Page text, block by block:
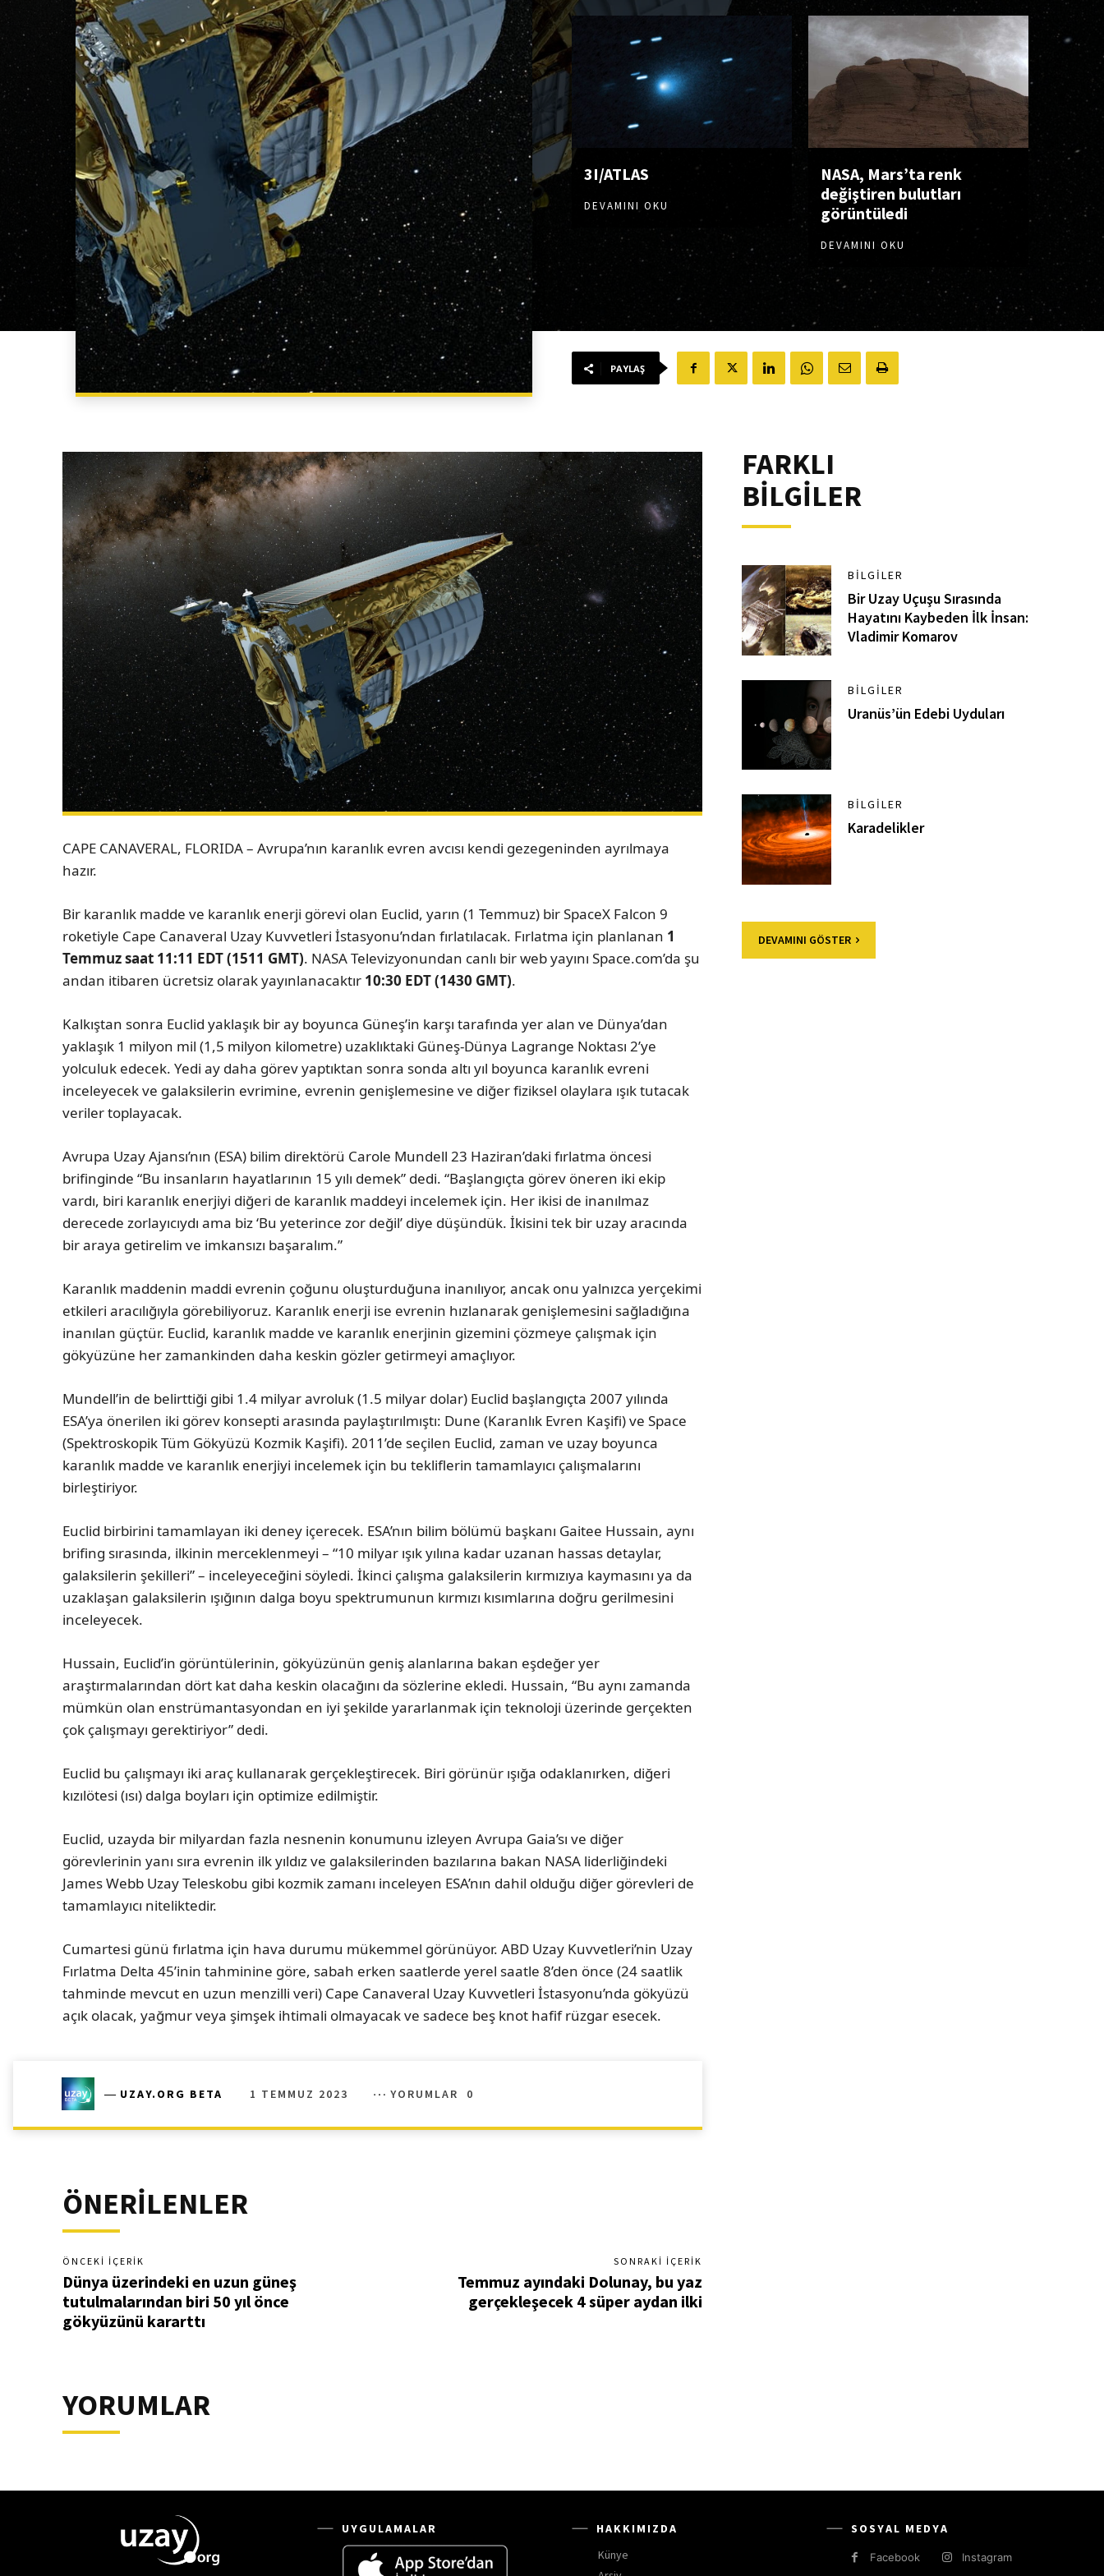
3I/ATLAS
DEVAMINI OKU
NASA, Mars’ta renk
değiştiren bulutları
görüntüledi
DEVAMINI OKU
PAYLAŞ
CAPE CANAVERAL, FLORIDA – Avrupa’nın karanlık evren avcısı kendi gezegeninden ayrılmaya
hazır.
Bir karanlık madde ve karanlık enerji görevi olan Euclid, yarın (1 Temmuz) bir SpaceX Falcon 9
roketiyle Cape Canaveral Uzay Kuvvetleri İstasyonu’ndan fırlatılacak. Fırlatma için planlanan 1
Temmuz saat 11:11 EDT (1511 GMT). NASA Televizyonundan canlı bir web yayını Space.com’da şu
andan itibaren ücretsiz olarak yayınlanacaktır 10:30 EDT (1430 GMT).
Kalkıştan sonra Euclid yaklaşık bir ay boyunca Güneş’in karşı tarafında yer alan ve Dünya’dan
yaklaşık 1 milyon mil (1,5 milyon kilometre) uzaklıktaki Güneş-Dünya Lagrange Noktası 2’ye
yolculuk edecek. Yedi ay daha görev yaptıktan sonra sonda altı yıl boyunca karanlık evreni
inceleyecek ve galaksilerin evrimine, evrenin genişlemesine ve diğer fiziksel olaylara ışık tutacak
veriler toplayacak.
Avrupa Uzay Ajansı’nın (ESA) bilim direktörü Carole Mundell 23 Haziran’daki fırlatma öncesi
brifinginde “Bu insanların hayatlarının 15 yılı demek” dedi. “Başlangıçta görev öneren iki ekip
vardı, biri karanlık enerjiyi diğeri de karanlık maddeyi incelemek için. Her ikisi de inanılmaz
derecede zorlayıcıydı ama biz ‘Bu yeterince zor değil’ diye düşündük. İkisini tek bir uzay aracında
bir araya getirelim ve imkansızı başaralım.”
Karanlık maddenin maddi evrenin çoğunu oluşturduğuna inanılıyor, ancak onu yalnızca yerçekimi
etkileri aracılığıyla görebiliyoruz. Karanlık enerji ise evrenin hızlanarak genişlemesini sağladığına
inanılan güçtür. Euclid, karanlık madde ve karanlık enerjinin gizemini çözmeye çalışmak için
gökyüzüne her zamankinden daha keskin gözler getirmeyi amaçlıyor.
Mundell’in de belirttiği gibi 1.4 milyar avroluk (1.5 milyar dolar) Euclid başlangıçta 2007 yılında
ESA’ya önerilen iki görev konsepti arasında paylaştırılmıştı: Dune (Karanlık Evren Kaşifi) ve Space
(Spektroskopik Tüm Gökyüzü Kozmik Kaşifi). 2011’de seçilen Euclid, zaman ve uzay boyunca
karanlık madde ve karanlık enerjiyi incelemek için bu tekliflerin tamamlayıcı çalışmalarını
birleştiriyor.
Euclid birbirini tamamlayan iki deney içerecek. ESA’nın bilim bölümü başkanı Gaitee Hussain, aynı
brifing sırasında, ilkinin merceklenmeyi – “10 milyar ışık yılına kadar uzanan hassas detaylar,
galaksilerin şekilleri” – inceleyeceğini söyledi. İkinci çalışma galaksilerin kırmızıya kaymasını ya da
uzaklaşan galaksilerin ışığının dalga boyu spektrumunun kırmızı kısımlarına doğru gerilmesini
inceleyecek.
Hussain, Euclid’in görüntülerinin, gökyüzünün geniş alanlarına bakan eşdeğer yer
araştırmalarından dört kat daha keskin olacağını da sözlerine ekledi. Hussain, “Bu aynı zamanda
mümkün olan enstrümantasyondan en iyi şekilde yararlanmak için teknoloji üzerinde gerçekten
çok çalışmayı gerektiriyor” dedi.
Euclid bu çalışmayı iki araç kullanarak gerçekleştirecek. Biri görünür ışığa odaklanırken, diğeri
kızılötesi (ısı) dalga boyları için optimize edilmiştir.
Euclid, uzayda bir milyardan fazla nesnenin konumunu izleyen Avrupa Gaia’sı ve diğer
görevlerinin yanı sıra evrenin ilk yıldız ve galaksilerinden bazılarına bakan NASA liderliğindeki
James Webb Uzay Teleskobu gibi kozmik zamanı inceleyen ESA’nın dahil olduğu diğer görevleri de
tamamlayıcı niteliktedir.
Cumartesi günü fırlatma için hava durumu mükemmel görünüyor. ABD Uzay Kuvvetleri’nin Uzay
Fırlatma Delta 45’inin tahminine göre, sabah erken saatlerde yerel saatle 8’den önce (24 saatlik
tahminde mevcut en uzun menzilli veri) Cape Canaveral Uzay Kuvvetleri İstasyonu’nda gökyüzü
açık olacak, yağmur veya şimşek ihtimali olmayacak ve sadece beş knot hafif rüzgar esecek.
― UZAY.ORG BETA 1 TEMMUZ 2023 YORUMLAR 0
ÖNERİLENLER
ÖNCEKI İÇERIK
Dünya üzerindeki en uzun güneş
tutulmalarından biri 50 yıl önce
gökyüzünü kararttı
SONRAKI İÇERIK
Temmuz ayındaki Dolunay, bu yaz
gerçekleşecek 4 süper aydan ilki
YORUMLAR
FARKLI
BİLGİLER
BILGILER
Bir Uzay Uçuşu Sırasında
Hayatını Kaybeden İlk İnsan:
Vladimir Komarov
BILGILER
Uranüs’ün Edebi Uyduları
BILGILER
Karadelikler
DEVAMINI GÖSTER
UYGULAMALAR
HAKKIMIZDA
Künye
SOSYAL MEDYA
Facebook
Instagram